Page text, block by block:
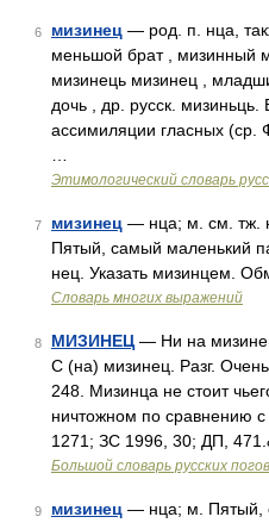
6 мизинец — род. п. нца,
меньшой брат , мизинный
мизинець мизинец ,
дочь , др. русск. мизиньць.
ассимиляции гласных (ср.
Этимологический словарь
7 мизинец — нца; м. см. тж.
Пятый, самый маленький
нец. Указать мизинцем.
Словарь многих выражений
8 МИЗИНЕЦ — Ни на
С (на) мизинец. Разг.
248. Мизинца не стоит
ничтожном по сравнению
1271; ЗС 1996, 30; ДП,
Большой словарь русских
9 мизинец — нца; м. Пятый,